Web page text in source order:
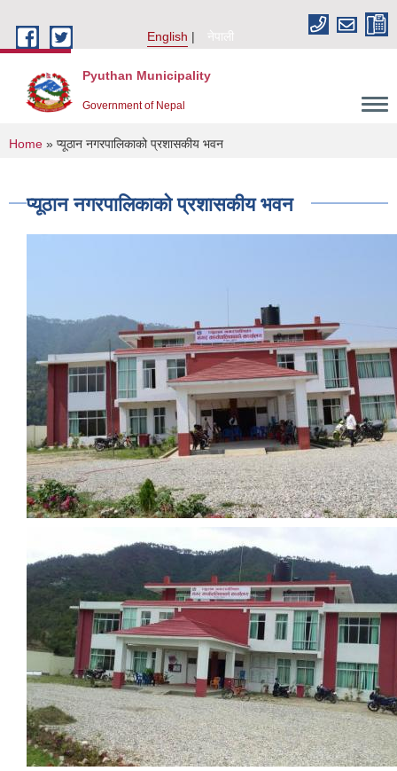
English
नेपाली
Pyuthan Municipality
Government of Nepal
You are here
Home » प्यूठान नगरपालिकाको प्रशासकीय भवन
प्यूठान नगरपालिकाको प्रशासकीय भवन